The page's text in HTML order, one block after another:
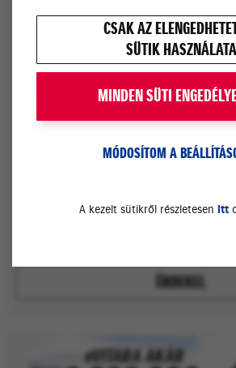
CSAK AZ
SÜTIK HASZNÁLATA
MINDEN SÜTI
MÓDOSÍTOM A
A kezelt sütikről részletesen itt
AZ ÚJ SUZUKI
ÉRDEKEL